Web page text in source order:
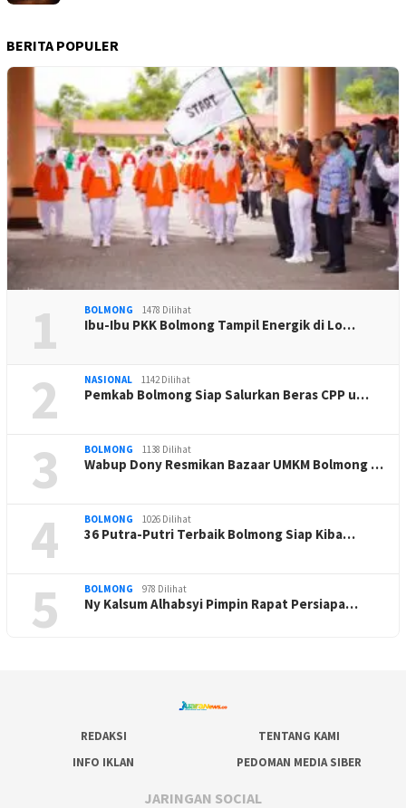
BERITA POPULER
1 BOLMONG 1478 Dilihat
Ibu-Ibu PKK Bolmong Tampil Energik di Lo…
2 NASIONAL 1142 Dilihat
Pemkab Bolmong Siap Salurkan Beras CPP u…
3 BOLMONG 1138 Dilihat
Wabup Dony Resmikan Bazaar UMKM Bolmong …
4 BOLMONG 1026 Dilihat
36 Putra-Putri Terbaik Bolmong Siap Kiba…
5 BOLMONG 978 Dilihat
Ny Kalsum Alhabsyi Pimpin Rapat Persiapa…
REDAKSI
TENTANG KAMI
INFO IKLAN
PEDOMAN MEDIA SIBER
JARINGAN SOCIAL